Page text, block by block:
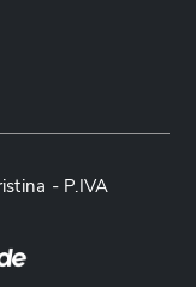
- P.IVA